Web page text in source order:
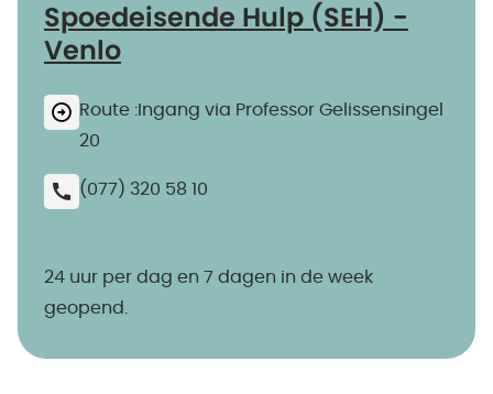
Spoedeisende Hulp (SEH) -
Venlo
Route :Ingang via Professor Gelissensingel
20
(077) 320 58 10
24 uur per dag en 7 dagen in de week
geopend.